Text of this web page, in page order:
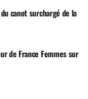
canot surchargé de la
de France Femmes sur